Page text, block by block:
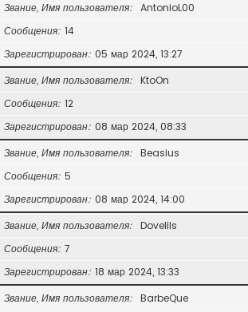
Звание, Имя пользователя
AntonioL00
Сообщения 14
Зарегистрирован 05 мар 2024, 13:27
Звание, Имя пользователя
KtoOn
Сообщения 12
Зарегистрирован 08 мар 2024, 08:33
Звание, Имя пользователя
Beasius
Сообщения 5
Зарегистрирован 08 мар 2024, 14:00
Звание, Имя пользователя
Dovelils
Сообщения 7
Зарегистрирован 18 мар 2024, 13:33
Звание, Имя пользователя
BarbeQue